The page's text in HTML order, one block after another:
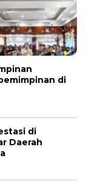
di
di
Daerah